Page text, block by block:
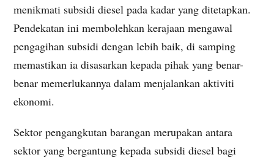
menikmati subsidi diesel pada kadar yang ditetapkan.
Pendekatan ini membolehkan kerajaan mengawal
pengagihan subsidi dengan lebih baik, di samping
memastikan ia disasarkan kepada pihak yang benar-
benar memerlukannya dalam menjalankan aktiviti
ekonomi.
Sektor pengangkutan barangan merupakan antara
sektor yang bergantung kepada subsidi diesel bagi